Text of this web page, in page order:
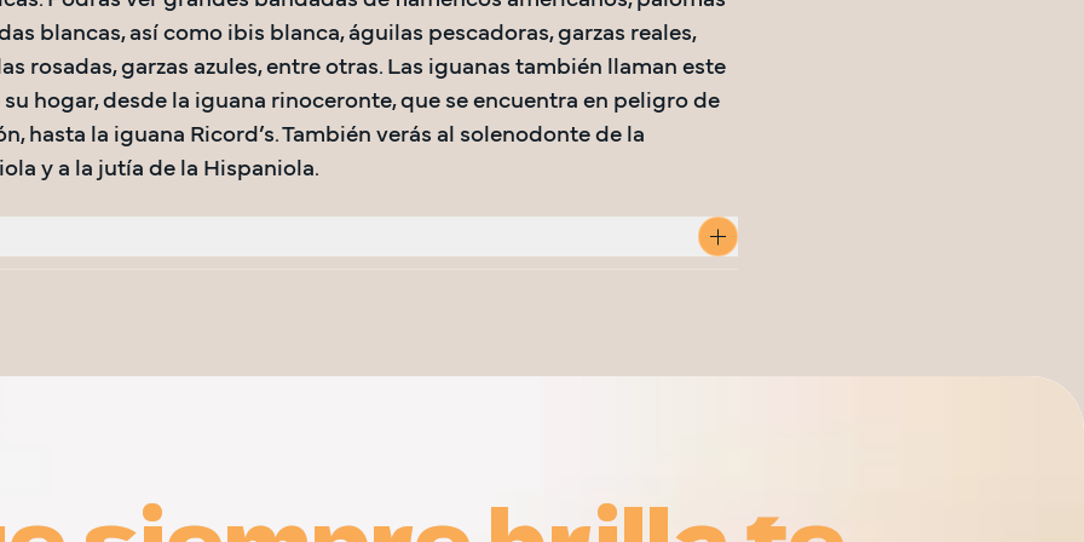
blancas, así como ibis blanca, águilas pescadoras, garzas reales,
rosadas, garzas azules, entre otras. Las iguanas también llaman este
hogar, desde la iguana rinoceronte, que se encuentra en peligro de
hasta la iguana Ricord’s. También verás al solenodonte de la
y a la jutía de la Hispaniola.